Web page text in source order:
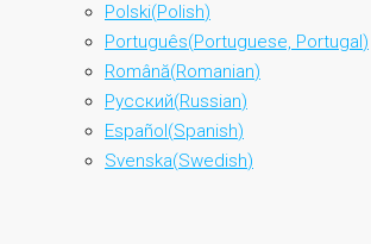
Polski(Polish)
Português(Portuguese, Portugal)
Română(Romanian)
Русский(Russian)
Español(Spanish)
Svenska(Swedish)